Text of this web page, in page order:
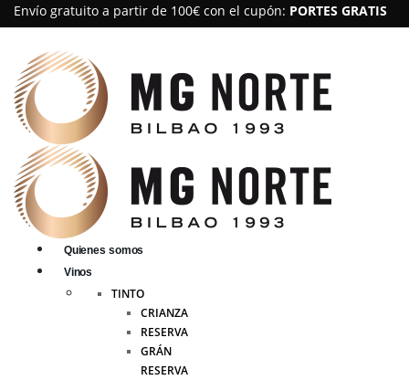
Envío gratuito a partir de 100€ con el cupón: PORTES GRATIS
Quienes somos
Vinos
TINTO
CRIANZA
RESERVA
GRÁN
RESERVA